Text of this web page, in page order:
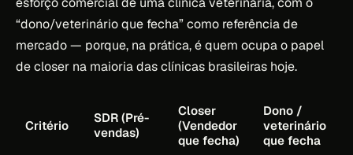
“dono/veterinário que fecha” como referência de
mercado — porque, na prática, é quem ocupa o papel
de closer na maioria das clínicas brasileiras hoje.
Critério
SDR (Pré-
vendas)
Closer
(Vendedor
que fecha)
Dono /
veterinário
que fecha